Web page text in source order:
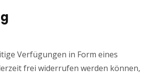
Verfügungen in Form eines
frei widerrufen werden können,